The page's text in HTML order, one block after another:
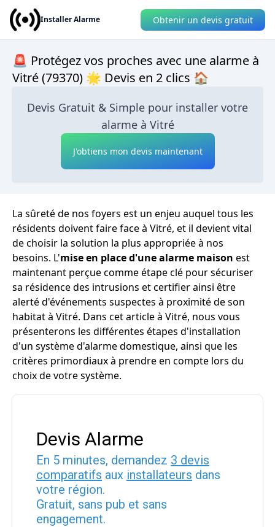
Installer Alarme Obtenir un devis gratuit
🚨 Protégez vos proches avec une alarme à
Vitré (79370) 🌟 Devis en 2 clics 🏠
Devis Gratuit & Simple pour installer votre
alarme à Vitré
J'obtiens mon devis maintenant
La sûreté de nos foyers est un enjeu auquel tous les
résidents doivent faire face à Vitré, et il devient vital
de choisir la solution la plus appropriée à nos
besoins. L'mise en place d'une alarme maison est
maintenant perçue comme étape clé pour sécuriser
sa résidence des intrusions et certifier ainsi être
alerté d'événements suspectes à proximité de son
habitat à Vitré. Dans cet article à Vitré, nous vous
présenterons les différentes étapes d'installation
d'un système d'alarme domestique, ainsi que les
critères primordiaux à prendre en compte lors du
choix de votre système.
Devis Alarme
En 5 minutes, demandez 3 devis
comparatifs aux installateurs dans
votre région.
Gratuit, sans pub et sans
engagement.